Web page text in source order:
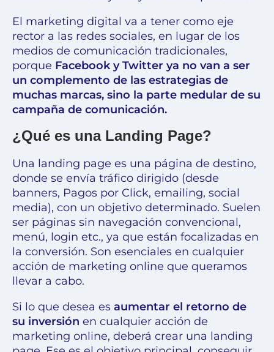
El marketing digital va a tener como eje
rector a las redes sociales, en lugar de los
medios de comunicación tradicionales,
porque Facebook y Twitter ya no van a ser
un complemento de las estrategias de
muchas marcas, sino la parte medular de su
campaña de comunicación.
¿Qué es una Landing Page?
Una landing page es una página de destino,
donde se envía tráfico dirigido (desde
banners, Pagos por Click, emailing, social
media), con un objetivo determinado. Suelen
ser páginas sin navegación convencional,
menú, login etc., ya que están focalizadas en
la conversión. Son esenciales en cualquier
acción de marketing online que queramos
llevar a cabo.
Si lo que desea es aumentar el retorno de
su inversión en cualquier acción de
marketing online, deberá crear una landing